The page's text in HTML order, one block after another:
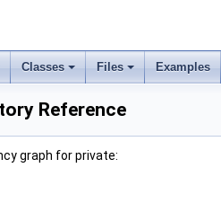
Classes Files Examples
Reference
graph for private: